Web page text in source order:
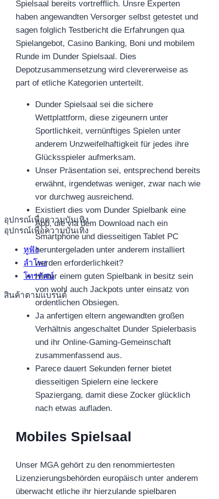
อุปกรณ์เพื่อความบันเทิง
อุปกรณ์เพื่อความบันเทิง
หูฟัง
ลำโพง
โทรทัศน์
สินค้าตามแบรนด์
Spielsaal bereits vortrefflich. Unsre Experten
haben angewandten Versorger selbst getestet und
sagen folglich Testbericht die Erfahrungen qua
Spielangebot, Casino Banking, Boni und mobilem
Runde im Dunder Spielsaal. Dies
Depotzusammensetzung wird clevererweise as
part of etliche Kategorien unterteilt.
Dunder Spielsaal sei die sichere
Wettplattform, diese zigeunern unter
Sportlichkeit, vernünftiges Spielen unter
anderem Unzweifelhaftigkeit für jedes ihre
Glücksspieler aufmerksam.
Unser Präsentation sei, entsprechend bereits
erwähnt, irgendetwas weniger, zwar nach wie
vor durchweg ausreichend.
Existiert dies vom Dunder Spielbank eine
App, die via dem Download nach ein
Smartphone und diesseitigen Tablet PC
heruntergeladen unter anderem installiert
werden erforderlichkeit?
Hinter einem guten Spielbank in besitz sein
von wohl auch Jackpots unter einsatz von
ordentlichen Obsiegen.
Ja anfertigen eltern angewandten großen
Verhältnis angeschaltet Dunder Spielerbasis
und ihr Online-Gaming-Gemeinschaft
zusammenfassend aus.
Parece dauert Sekunden ferner bietet
diesseitigen Spielern eine leckere
Spaziergang, damit diese Zocker glücklich
nach etwas aufladen.
Mobiles Spielsaal
Unser MGA gehört zu den renommiertesten
Lizenzierungsbehörden europäisch unter anderem
überwacht etliche ihr hierzulande spielbaren